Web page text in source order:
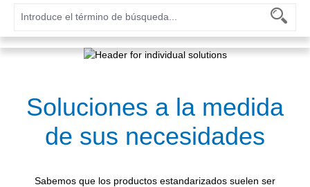
Soluciones a la medida
de sus necesidades
Sabemos que los productos estandarizados suelen ser